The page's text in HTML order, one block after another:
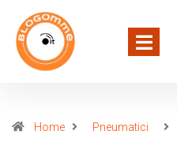
Home Pneumatici